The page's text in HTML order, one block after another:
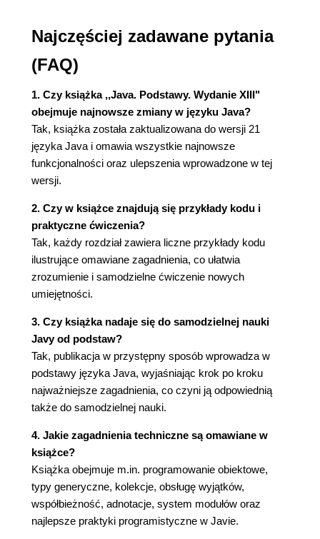
2.4. JShell
3.1. Prosty program w Javie
3.2. Komentarze
3.3. Typy danych
3.3.1. Typy całkowite
3.3.2. Typy zmiennoprzecinkowe
3.3.3. Typ char
3.4. Zmienne i stałe
3.4.1. Deklarowanie zmiennych
3.4.2. Inicjalizacja zmiennych
3.4.3. Stałe
3.4.4. Typ wyliczeniowy
3.5. Operatory
3.5.1. Operatory arytmetyczne
3.5.2. Funkcje i stałe matematyczne
3.5.3. Konwersja typów numerycznych
3.5.4. Rzutowanie
3.5.5. Przypisanie
3.5.6. Operatory inkrementacji i dekrementacji
3.5.8. Operator warunkowy
3.5.9. Wyrażenia switch
3.5.10. Operatory bitowe
3.5.11. Nawiasy i priorytety operatorów
3.6. Łańcuchy
3.6.1. Konkatenacja
Najczęściej zadawane pytania
(FAQ)
1. Czy książka ,,Java. Podstawy. Wydanie XIII"
obejmuje najnowsze zmiany w języku Java?
Tak, książka została zaktualizowana do wersji 21
języka Java i omawia wszystkie najnowsze
funkcjonalności oraz ulepszenia wprowadzone w tej
wersji.
2. Czy w książce znajdują się przykłady kodu i
praktyczne ćwiczenia?
Tak, każdy rozdział zawiera liczne przykłady kodu
ilustrujące omawiane zagadnienia, co ułatwia
zrozumienie i samodzielne ćwiczenie nowych
umiejętności.
3. Czy książka nadaje się do samodzielnej nauki
Javy od podstaw?
Tak, publikacja w przystępny sposób wprowadza w
podstawy języka Java, wyjaśniając krok po kroku
najważniejsze zagadnienia, co czyni ją odpowiednią
także do samodzielnej nauki.
4. Jakie zagadnienia techniczne są omawiane w
książce?
Książka obejmuje m.in. programowanie obiektowe,
typy generyczne, kolekcje, obsługę wyjątków,
współbieżność, adnotacje, system modułów oraz
najlepsze praktyki programistyczne w Javie.